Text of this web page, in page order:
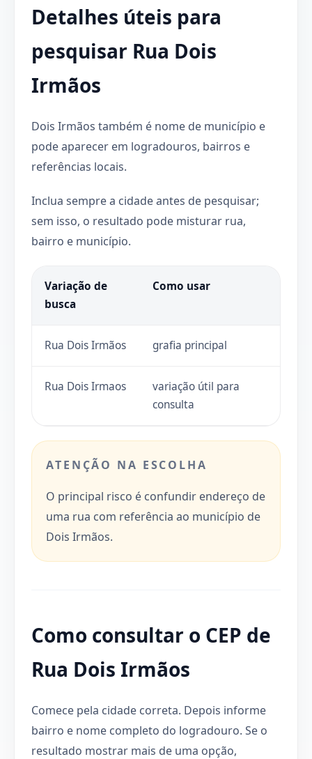
Detalhes úteis para
pesquisar Rua Dois
Irmãos
Dois Irmãos também é nome de município e
pode aparecer em logradouros, bairros e
referências locais.
Inclua sempre a cidade antes de pesquisar;
sem isso, o resultado pode misturar rua,
bairro e município.
Variação de
busca
Como usar
Rua Dois Irmãos grafia principal
Rua Dois Irmaos
variação útil para
consulta
ATENÇÃO NA ESCOLHA
O principal risco é confundir endereço de
uma rua com referência ao município de
Dois Irmãos.
Como consultar o CEP de
Rua Dois Irmãos
Comece pela cidade correta. Depois informe
bairro e nome completo do logradouro. Se o
resultado mostrar mais de uma opção,